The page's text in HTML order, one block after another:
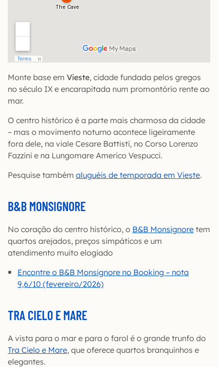
Monte base em Vieste, cidade fundada pelos gregos
no século IX e encarapitada num promontório rente ao
mar.
O centro histórico é a parte mais charmosa da cidade
– mas o movimento noturno acontece ligeiramente
fora dele, na viale Cesare Battisti, no Corso Lorenzo
Fazzini e na Lungomare Americo Vespucci.
Pesquise também aluguéis de temporada em Vieste.
B&B MONSIGNORE
No coração do centro histórico, o B&B Monsignore tem
quartos arejados, preços simpáticos e um
atendimento muito elogiado
Encontre o B&B Monsignore no Booking – nota
9,6/10 (fevereiro/2026)
TRA CIELO E MARE
A vista para o mar e para o farol é o grande trunfo do
Tra Cielo e Mare, que oferece quartos branquinhos e
elegantes.